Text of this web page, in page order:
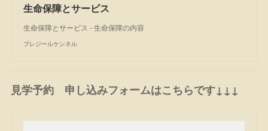
生命保障とサービス
生命保障とサービス - 生命保障の内容
プレジールケンネル
見学予約 申し込みフォームはこちらです↓↓↓